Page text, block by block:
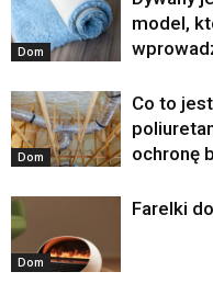
Dom
model,
Dom
Co to
ochronę
Dom
Farelki